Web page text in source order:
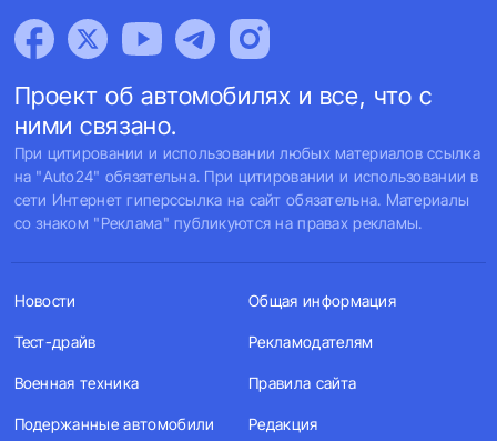
Проект об автомобилях и все, что с
ними связано.
При цитировании и использовании любых материалов ссылка
на "Auto24" обязательна. При цитировании и использовании в
сети Интернет гиперссылка на сайт обязательна. Материалы
со знаком "Реклама" публикуются на правах рекламы.
Новости
Тест-драйв
Военная техника
Подержанные автомобили
Общая информация
Рекламодателям
Правила сайта
Редакция